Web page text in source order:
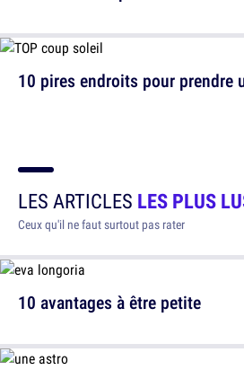
10 pires endroits pour prendre
LES ARTICLES LES PLUS
Ceux qu'il ne faut surtout pas rater
10 avantages à être petite